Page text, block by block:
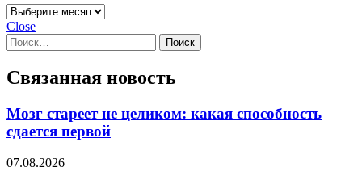
Архивы
Close
Найти:
Связанная новость
Мозг стареет не целиком: какая способность
сдается первой
07.08.2026